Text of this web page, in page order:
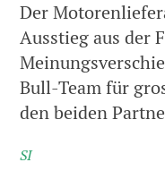
Der
Ausstieg aus der
Bull-Team für
den beiden
SI